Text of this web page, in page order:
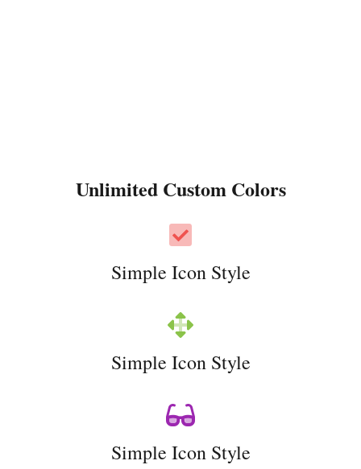
Unlimited Custom Colors
Simple Icon Style
Simple Icon Style
Simple Icon Style